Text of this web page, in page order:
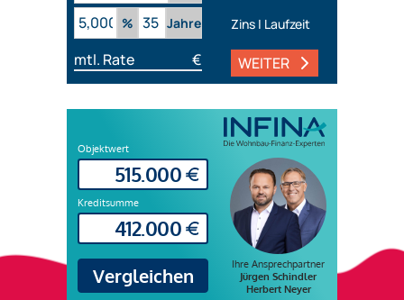
%
Jahre Zins | Laufzeit
mtl. Rate € WEITER